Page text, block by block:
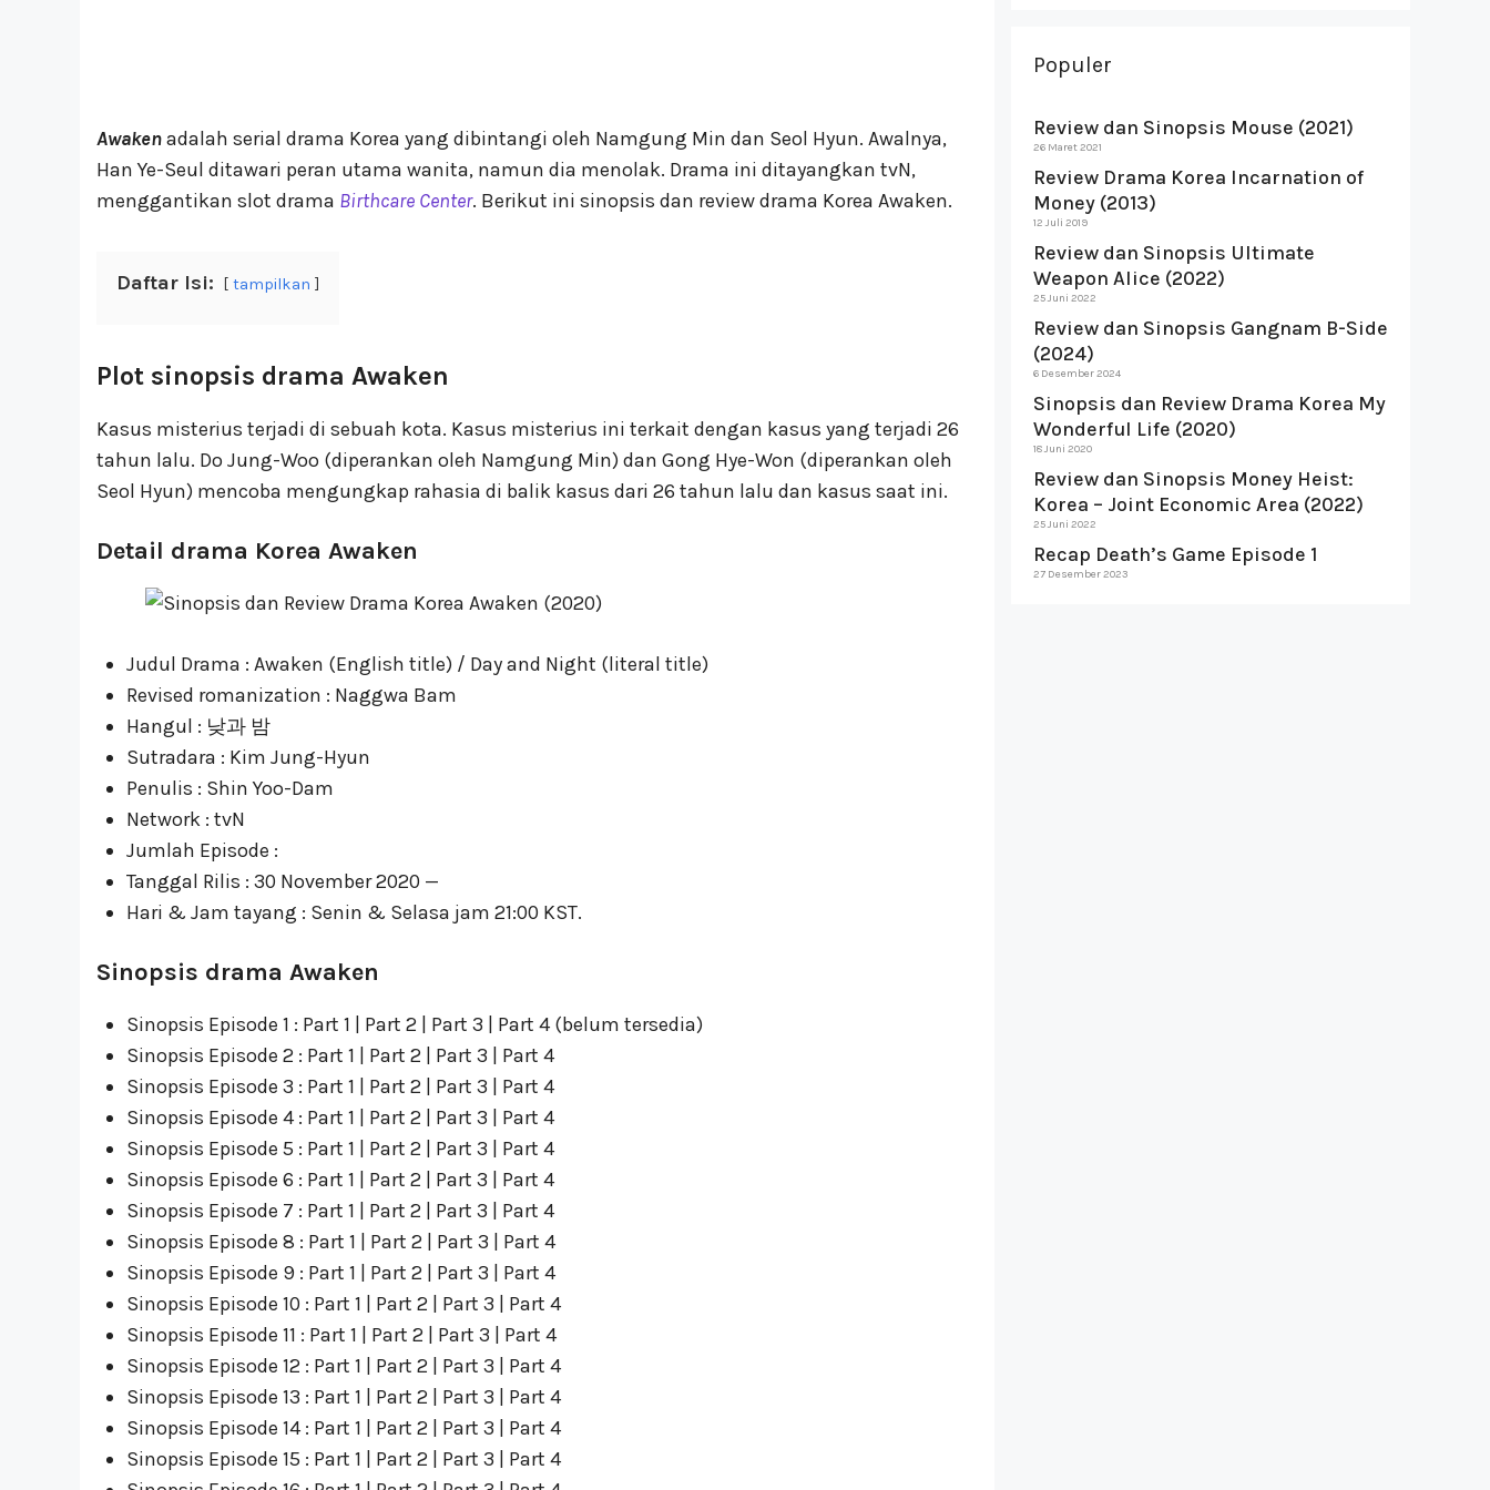
Awakenadalah serial drama Korea yang dibintangi oleh Namgung Min dan Seol Hyun. Awalnya,
Han Ye-Seul ditawari peran utama wanita, namun dia menolak. Drama ini ditayangkan tvN,
menggantikan slot drama Birthcare Center. Berikut ini sinopsis dan review drama Korea Awaken.
Daftar Isi: tampilkan
Plot sinopsis drama Awaken
Kasus misterius terjadi di sebuah kota. Kasus misterius ini terkait dengan kasus yang terjadi 26
tahun lalu. Do Jung-Woo (diperankan oleh Namgung Min) dan Gong Hye-Won (diperankan oleh
Seol Hyun) mencoba mengungkap rahasia di balik kasus dari 26 tahun lalu dan kasus saat ini.
Detail drama Korea Awaken
Judul Drama : Awaken (English title) / Day and Night (literal title)
Revised romanization : Naggwa Bam
Hangul : 낮과 밤
Sutradara : Kim Jung-Hyun
Penulis : Shin Yoo-Dam
Network : tvN
Jumlah Episode :
Tanggal Rilis : 30 November 2020 —
Hari & Jam tayang : Senin & Selasa jam 21:00 KST.
Sinopsis drama Awaken
Sinopsis Episode 1 : Part 1 | Part 2 | Part 3 | Part 4 (belum tersedia)
Sinopsis Episode 2 : Part 1 | Part 2 | Part 3 | Part 4
Sinopsis Episode 3 : Part 1 | Part 2 | Part 3 | Part 4
Sinopsis Episode 4 : Part 1 | Part 2 | Part 3 | Part 4
Sinopsis Episode 5 : Part 1 | Part 2 | Part 3 | Part 4
Sinopsis Episode 6 : Part 1 | Part 2 | Part 3 | Part 4
Sinopsis Episode 7 : Part 1 | Part 2 | Part 3 | Part 4
Sinopsis Episode 8 : Part 1 | Part 2 | Part 3 | Part 4
Sinopsis Episode 9 : Part 1 | Part 2 | Part 3 | Part 4
Sinopsis Episode 10 : Part 1 | Part 2 | Part 3 | Part 4
Sinopsis Episode 11 : Part 1 | Part 2 | Part 3 | Part 4
Sinopsis Episode 12 : Part 1 | Part 2 | Part 3 | Part 4
Sinopsis Episode 13 : Part 1 | Part 2 | Part 3 | Part 4
Sinopsis Episode 14 : Part 1 | Part 2 | Part 3 | Part 4
Sinopsis Episode 15 : Part 1 | Part 2 | Part 3 | Part 4
Populer
Review dan Sinopsis Mouse (2021)
26 Maret 2021
Review Drama Korea Incarnation of
Money (2013)
12 Juli 2019
Review dan Sinopsis Ultimate
Weapon Alice (2022)
25 Juni 2022
Review dan Sinopsis Gangnam B-Side
(2024)
6 Desember 2024
Sinopsis dan Review Drama Korea My
Wonderful Life (2020)
18 Juni 2020
Review dan Sinopsis Money Heist:
Korea – Joint Economic Area (2022)
25 Juni 2022
Recap Death’s Game Episode 1
27 Desember 2023